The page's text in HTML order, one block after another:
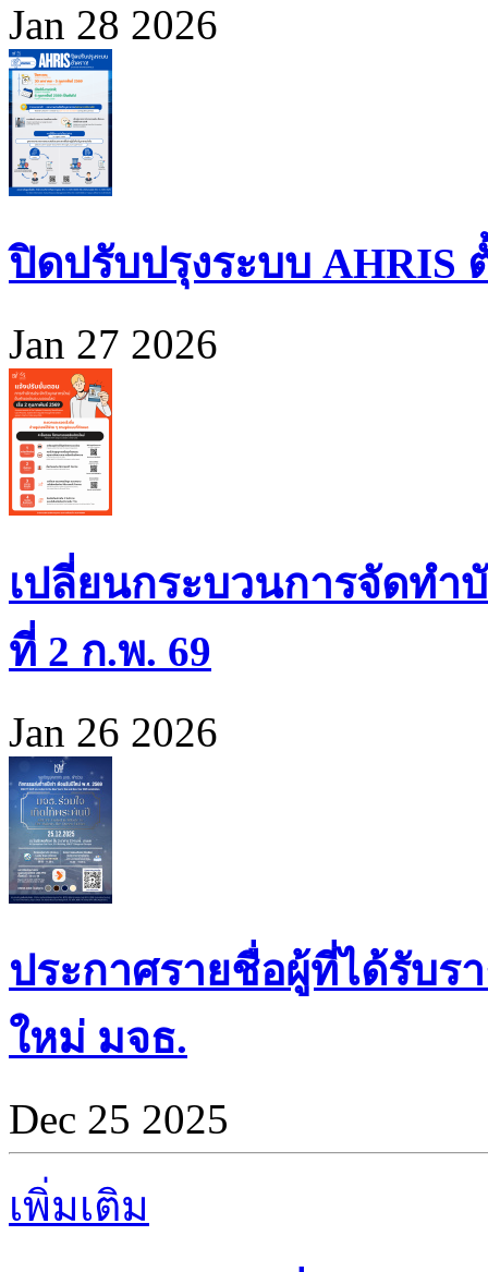
Jan 28 2026
ปิดปรับปรุงระบบ AHRIS
Jan 27 2026
เปลี่ยนกระบวนการจัดทำ
ที่ 2 ก.พ. 69
Jan 26 2026
ประกาศรายชื่อผู้ที่ได้รับ
ใหม่ มจธ.
Dec 25 2025
เพิ่มเติม